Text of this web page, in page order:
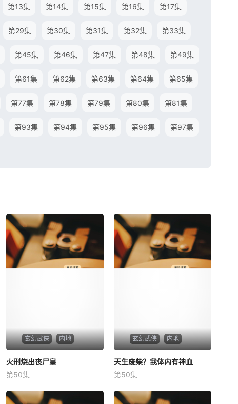
第13集 第14集 第15集 第16集 第17集
第29集 第30集 第31集 第32集 第33集
第45集 第46集 第47集 第48集 第49集
第61集 第62集 第63集 第64集 第65集
第77集 第78集 第79集 第80集 第81集
第93集 第94集 第95集 第96集 第97集
玄幻武侠 内地
火刑烧出丧尸皇
未知
火刑烧出丧尸皇
第50集
玄幻武侠 内地
未知
天生废柴？我体内有神血
第50集